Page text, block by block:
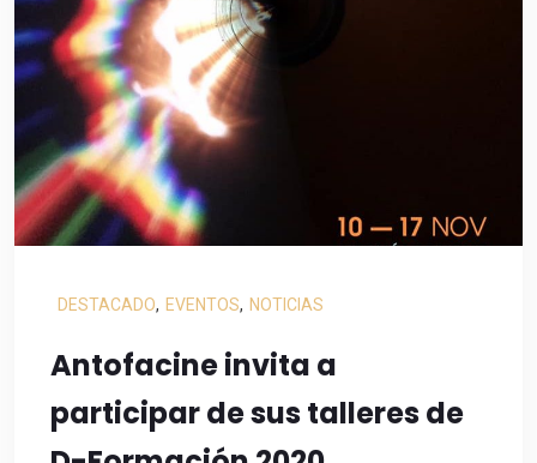
DESTACADO, EVENTOS, NOTICIAS
Antofacine invita a
participar de sus talleres de